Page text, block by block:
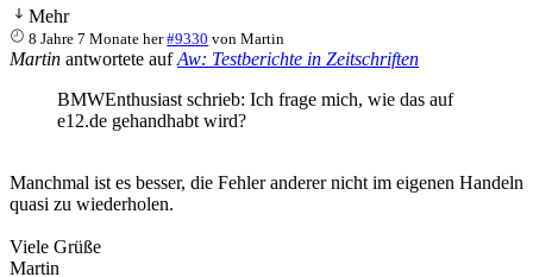
Mehr
8 Jahre 7 Monate her #9330 vonMartin
Martin antwortete aufAw: Testberichte in Zeitschriften
BMWEnthusiast schrieb: Ich frage mich, wie das auf
e12.de gehandhabt wird?
Manchmal ist es besser, die Fehler anderer nicht im eigenen Handeln
quasi zu wiederholen.
Viele Grüße
Martin